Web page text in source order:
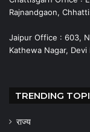
Rajnandgaon,
Jaipur Office : 603,
Kathewa Nagar,
TRENDING
राज्य